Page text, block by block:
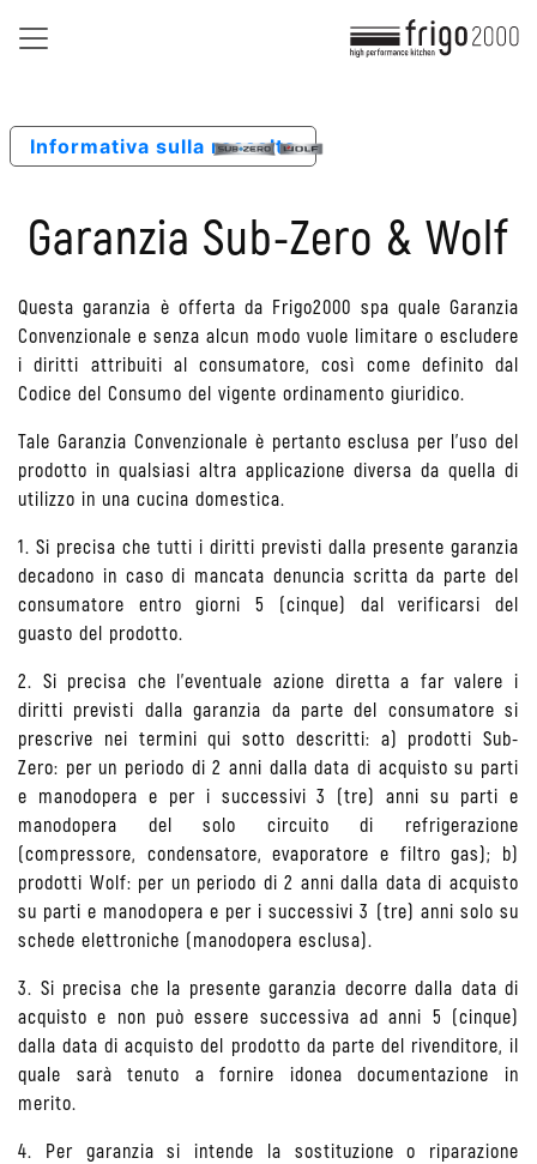
Garanzia Sub-Zero & Wolf
Questa garanzia è offerta da Frigo2000 spa quale Garanzia
Convenzionale e senza alcun modo vuole limitare o escludere
i diritti attribuiti al consumatore, così come definito dal
Codice del Consumo del vigente ordinamento giuridico.
Tale Garanzia Convenzionale è pertanto esclusa per l'uso del
prodotto in qualsiasi altra applicazione diversa da quella di
utilizzo in una cucina domestica.
1. Si precisa che tutti i diritti previsti dalla presente garanzia
decadono in caso di mancata denuncia scritta da parte del
consumatore entro giorni 5 (cinque) dal verificarsi del
guasto del prodotto.
2. Si precisa che l'eventuale azione diretta a far valere i
diritti previsti dalla garanzia da parte del consumatore si
prescrive nei termini qui sotto descritti: a) prodotti Sub-
Zero: per un periodo di 2 anni dalla data di acquisto su parti
e manodopera e per i successivi 3 (tre) anni su parti e
manodopera del solo circuito di refrigerazione
(compressore, condensatore, evaporatore e filtro gas); b)
prodotti Wolf: per un periodo di 2 anni dalla data di acquisto
su parti e manodopera e per i successivi 3 (tre) anni solo su
schede elettroniche (manodopera esclusa).
3. Si precisa che la presente garanzia decorre dalla data di
acquisto e non può essere successiva ad anni 5 (cinque)
dalla data di acquisto del prodotto da parte del rivenditore, il
quale sarà tenuto a fornire idonea documentazione in
merito.
4. Per garanzia si intende la sostituzione o riparazione
Informativa sulla raccolta